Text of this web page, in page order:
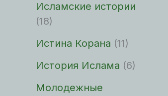
Исламские истории
(18)
Истина Корана (11)
История Ислама (6)
Молодежные